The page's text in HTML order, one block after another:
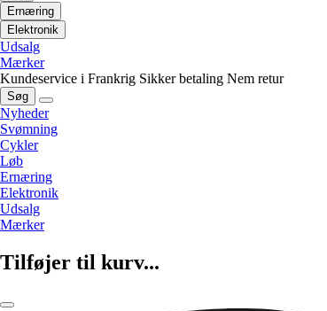
Ernæring
Elektronik
Udsalg
Mærker
Kundeservice i Frankrig Sikker betaling Nem retur
Søg
Nyheder
Svømning
Cykler
Løb
Ernæring
Elektronik
Udsalg
Mærker
Tilføjer til kurv...